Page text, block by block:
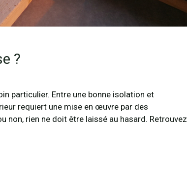
?
particulier. Entre une bonne isolation et
requiert une mise en œuvre par des
rien ne doit être laissé au hasard. Retrouvez